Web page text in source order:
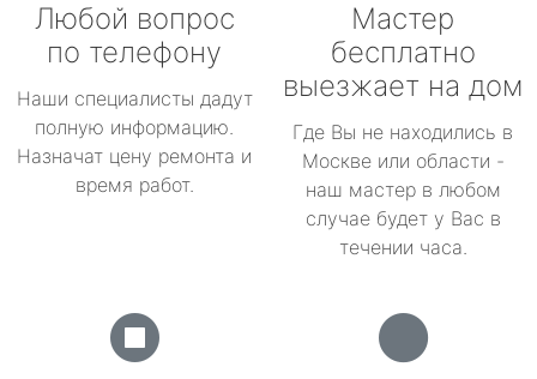
Любой вопрос
по телефону
Наши специалисты дадут
полную информацию.
Назначат цену ремонта и
время работ.
Мастер
бесплатно
выезжает на дом
Где Вы не находились в
Москве или области -
наш мастер в любом
случае будет у Вас в
течении часа.